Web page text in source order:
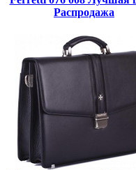
Распродажа